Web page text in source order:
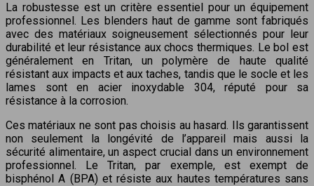
La robustesse est un critère essentiel pour un équipement
professionnel. Les blenders haut de gamme sont fabriqués
avec des matériaux soigneusement sélectionnés pour leur
durabilité et leur résistance aux chocs thermiques. Le bol est
généralement en Tritan, un polymère de haute qualité
résistant aux impacts et aux taches, tandis que le socle et les
lames sont en acier inoxydable 304, réputé pour sa
résistance à la corrosion.
Ces matériaux ne sont pas choisis au hasard. Ils garantissent
non seulement la longévité de l’appareil mais aussi la
sécurité alimentaire, un aspect crucial dans un environnement
professionnel. Le Tritan, par exemple, est exempt de
bisphénol A (BPA) et résiste aux hautes températures sans